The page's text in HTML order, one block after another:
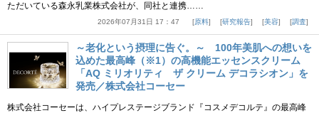
ただいている森永乳業株式会社が、同社と連携……
2026年07月31日 17：47 原料 研究報告 美容 調査
～老化という摂理に告ぐ。～ 100年美肌への想いを
込めた最高峰（※1）の高機能エッセンスクリーム
「AQ ミリオリティ ザ クリーム デコラシオン」を
発売／株式会社コーセー
株式会社コーセーは、ハイプレステージブランド『コスメデコルテ』の最高峰